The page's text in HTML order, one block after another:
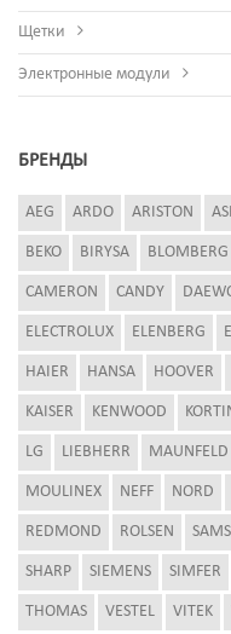
Щетки
Электронные модули
БРЕНДЫ
AEG ARDO ARISTON
BEKO BIRYSA BLOMBERG
CAMERON CANDY
ELECTROLUX ELENBERG
HAIER HANSA HOOVER
KAISER KENWOOD
LG LIEBHERR MAUNFELD
MOULINEX NEFF NORD
REDMOND ROLSEN
SHARP SIEMENS SIMFER
THOMAS VESTEL VITEK